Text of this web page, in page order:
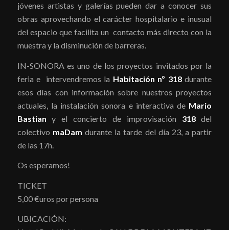
jóvenes artistas y galerías pueden dar a conocer sus
obras aprovechando el carácter hospitalario e inusual
del espacio que facilita un contacto más directo con la
muestra y la disminución de barreras.
IN-SONORA es uno de los proyectos invitados por la
feria e intervendremos la Habitación nº 318durante
esos días con información sobre nuestros proyectos
actuales, la instalación sonora e interactiva de Mario
Bastian y el concierto de improvisación 318del
colectivo maDam durante la tarde del día 23, a partir
de las 17h.
Os esperamos!
TICKET
5,00 €uros por persona
UBICACIÓN: